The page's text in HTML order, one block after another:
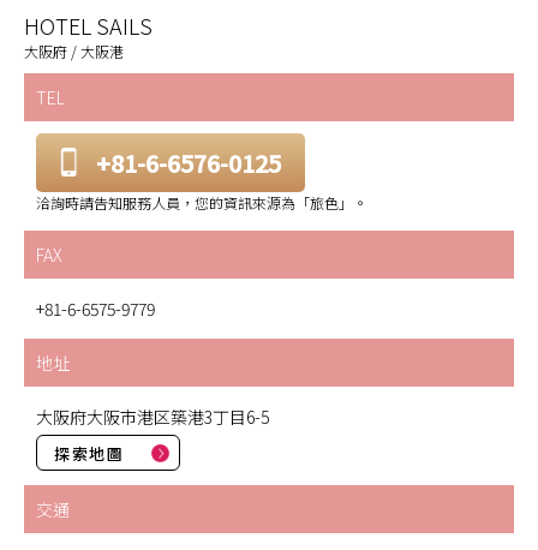
HOTEL SAILS
大阪府 / 大阪港
TEL
+81-6-6576-0125
洽詢時請告知服務人員，您的資訊來源為「旅色」。
FAX
+81-6-6575-9779
地址
大阪府大阪市港区築港3丁目6-5
探索地圖
交通